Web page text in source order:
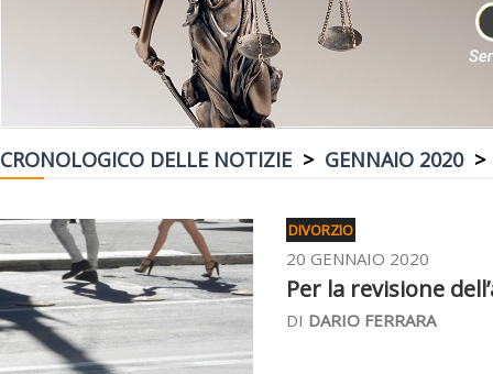
CRONOLOGICO DELLE NOTIZIE > GENNAIO 2020>
DIVORZIO
20 GENNAIO 2020
Per la revisione
DI DARIO FERRARA